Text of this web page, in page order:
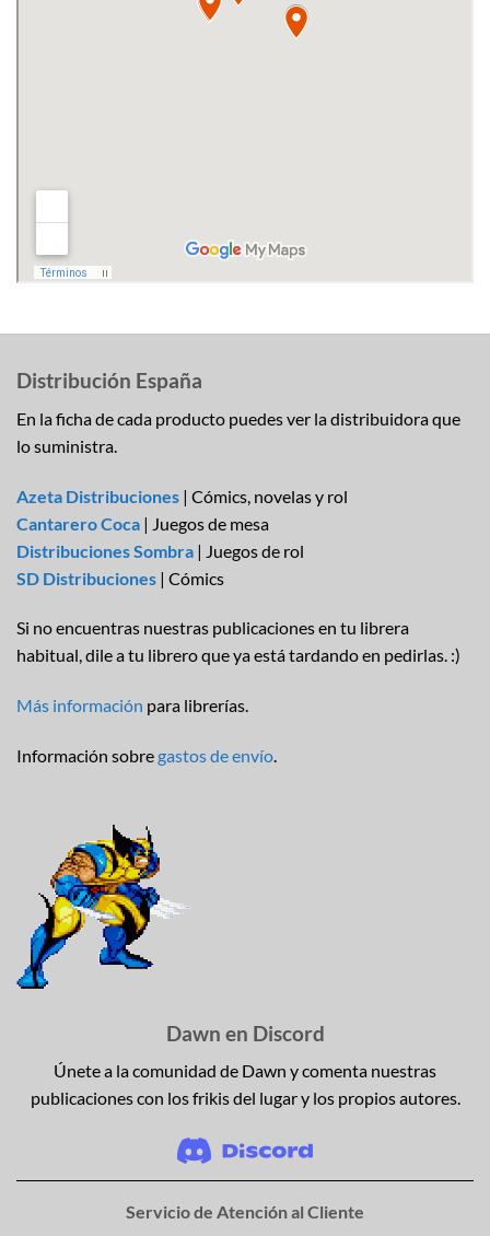
Distribución España
En la ficha de cada producto puedes ver la distribuidora que
lo suministra.
Azeta Distribuciones | Cómics, novelas y rol
Cantarero Coca | Juegos de mesa
Distribuciones Sombra | Juegos de rol
SD Distribuciones | Cómics
Si no encuentras nuestras publicaciones en tu librera
habitual, dile a tu librero que ya está tardando en pedirlas. :)
Más información para librerías.
Información sobregastos de envío.
Dawn en Discord
Únete a la comunidad de Dawn y comenta nuestras
publicaciones con los frikis del lugar y los propios autores.
Servicio de Atención al Cliente